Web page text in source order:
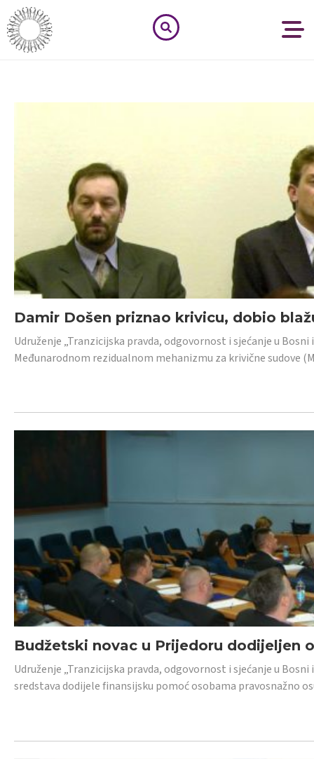
Damir Došen priznao krivicu, dobio
Udruženje „Tranzicijska pravda, odgovornost i sjećanje u
Međunarodnom rezidualnom mehanizmu za krivične sudove
Budžetski novac u Prijedoru dodijeljen
Udruženje „Tranzicijska pravda, odgovornost i sjećanje u
sredstava dodijele finansijsku pomoć osobama pravosnažno